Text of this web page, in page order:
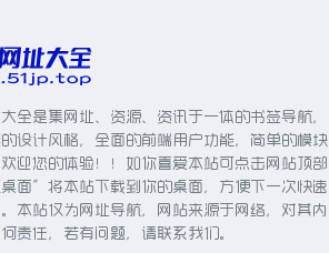
全是集网址、资源、资讯于一体的书签导航，
设计风格，全面的前端用户功能，简单的模块
迎您的体验！！如你喜爱本站可点击网站顶部
面”将本站下载到你的桌面，方便下一次快速
本站仅为网址导航，网站来源于网络，对其内
责任，若有问题，请联系我们。